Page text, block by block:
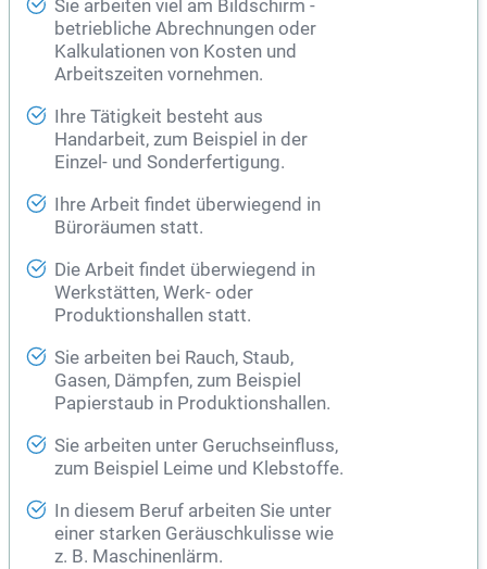
Sie arbeiten viel am Bildschirm -
betriebliche Abrechnungen oder
Kalkulationen von Kosten und
Arbeitszeiten vornehmen.
Ihre Tätigkeit besteht aus
Handarbeit, zum Beispiel in der
Einzel- und Sonderfertigung.
Ihre Arbeit findet überwiegend in
Büroräumen statt.
Die Arbeit findet überwiegend in
Werkstätten, Werk- oder
Produktionshallen statt.
Sie arbeiten bei Rauch, Staub,
Gasen, Dämpfen, zum Beispiel
Papierstaub in Produktionshallen.
Sie arbeiten unter Geruchseinfluss,
zum Beispiel Leime und Klebstoffe.
In diesem Beruf arbeiten Sie unter
einer starken Geräuschkulisse wie
z. B. Maschinenlärm.